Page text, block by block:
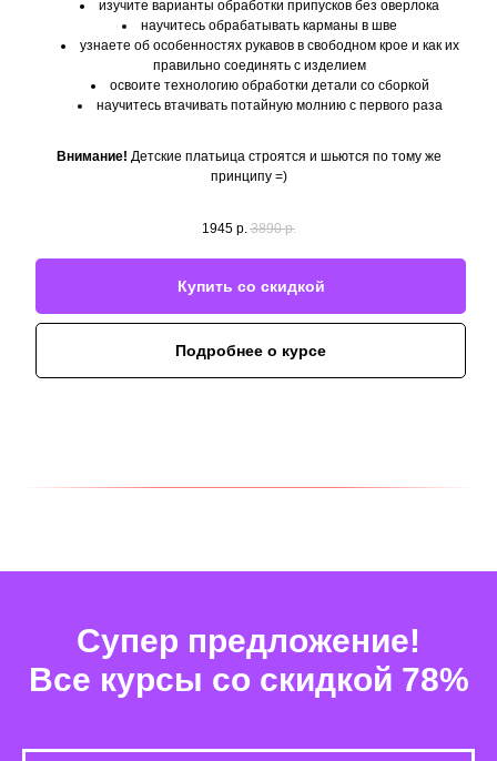
изучите варианты обработки припусков без оверлока
научитесь обрабатывать карманы в шве
узнаете об особенностях рукавов в свободном крое и как их
правильно соединять с изделием
освоите технологию обработки детали со сборкой
научитесь втачивать потайную молнию с первого раза
Внимание! Детские платьица строятся и шьются по тому же
принципу =)
1945 р. 3890 р.
Купить со скидкой
Подробнее о курсе
Супер предложение!
Все курсы со скидкой 78%